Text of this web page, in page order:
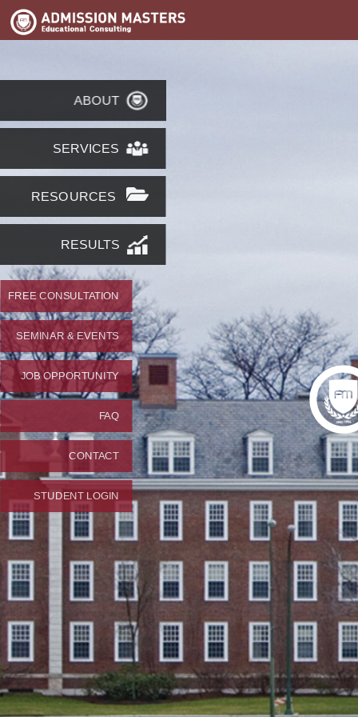
ABOUT
SERVICES
RESOURCES
RESULTS
FREE CONSULTATION
SEMINAR & EVENTS
JOB OPPORTUNITY
FAQ
CONTACT
STUDENT LOGIN